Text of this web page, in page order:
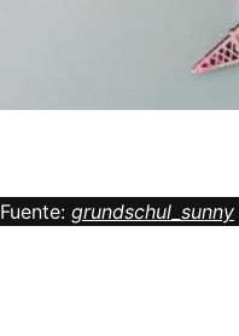
Fuente: grundschul_sunny